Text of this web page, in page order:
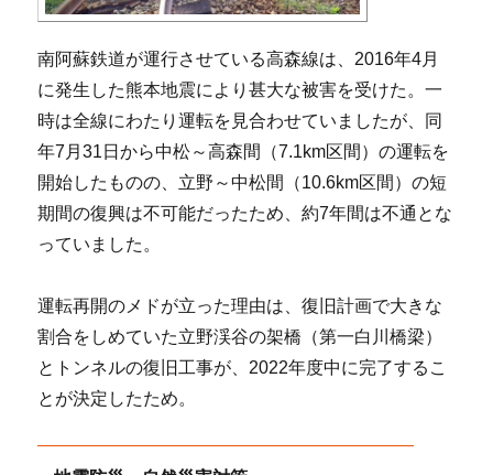
南阿蘇鉄道が運行させている高森線は、2016年4月
に発生した熊本地震により甚大な被害を受けた。一
時は全線にわたり運転を見合わせていましたが、同
年7月31日から中松～高森間（7.1km区間）の運転を
開始したものの、立野～中松間（10.6km区間）の短
期間の復興は不可能だったため、約7年間は不通とな
っていました。
運転再開のメドが立った理由は、復旧計画で大きな
割合をしめていた立野渓谷の架橋（第一白川橋梁）
とトンネルの復旧工事が、2022年度中に完了するこ
とが決定したため。